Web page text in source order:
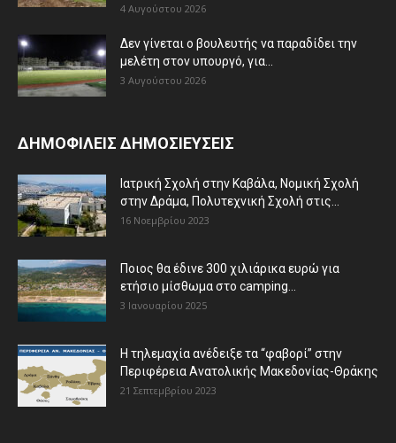
4 Αυγούστου 2026
Δεν γίνεται ο βουλευτής να παραδίδει την
μελέτη στον υπουργό, για...
3 Αυγούστου 2026
ΔΗΜΟΦΙΛΕΙΣ ΔΗΜΟΣΙΕΥΣΕΙΣ
Ιατρική Σχολή στην Καβάλα, Νομική Σχολή
στην Δράμα, Πολυτεχνική Σχολή στις...
16 Νοεμβρίου 2023
Ποιος θα έδινε 300 χιλιάρικα ευρώ για
ετήσιο μίσθωμα στο camping...
3 Ιανουαρίου 2025
Η τηλεμαχία ανέδειξε τα “φαβορί” στην
Περιφέρεια Ανατολικής Μακεδονίας-Θράκης
21 Σεπτεμβρίου 2023